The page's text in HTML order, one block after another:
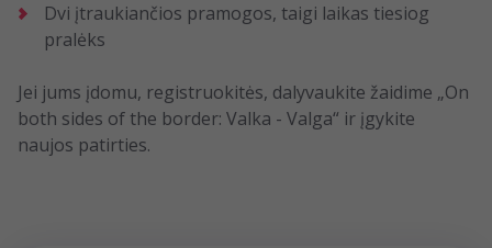
Dvi įtraukiančios pramogos, taigi laikas tiesiog
pralėks
Jei jums įdomu, registruokitės, dalyvaukite žaidime „On
both sides of the border: Valka - Valga“ ir įgykite
naujos patirties.